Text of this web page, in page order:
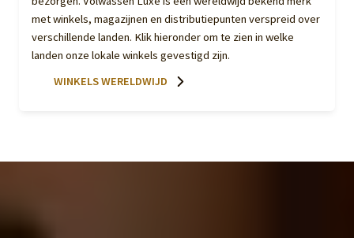
met winkels, magazijnen en distributiepunten verspreid over
verschillende landen. Klik hieronder om te zien in welke
landen onze lokale winkels gevestigd zijn.
WINKELS WERELDWIJD